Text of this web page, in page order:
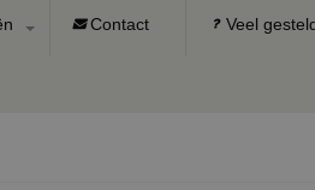
Contact Veel